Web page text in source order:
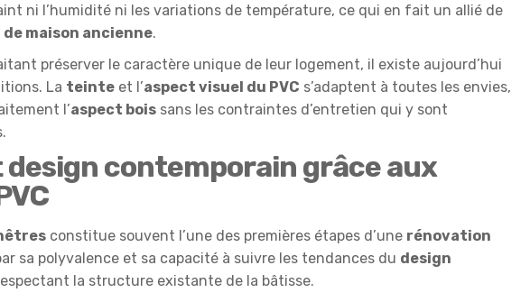
ni l’humidité ni les variations de température, ce qui en fait un allié de
maison ancienne.
préserver le caractère unique de leur logement, il existe aujourd’hui
La teinte et l’aspect visuel du PVC s’adaptent à toutes les envies,
l’aspect bois sans les contraintes d’entretien qui y sont
contemporain grâce aux
constitue souvent l’une des premières étapes d’une rénovation
sa polyvalence et sa capacité à suivre les tendances du design
la structure existante de la bâtisse.